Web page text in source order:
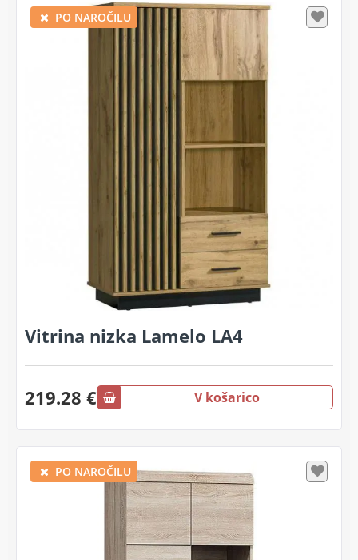
PO NAROČILU
Vitrina nizka Lamelo LA4
219.28 € V košarico
PO NAROČILU